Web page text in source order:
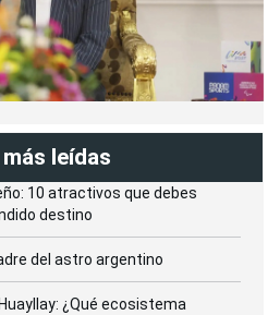
leídas
10 atractivos que debes
destino
del astro argentino
¿Qué ecosistema